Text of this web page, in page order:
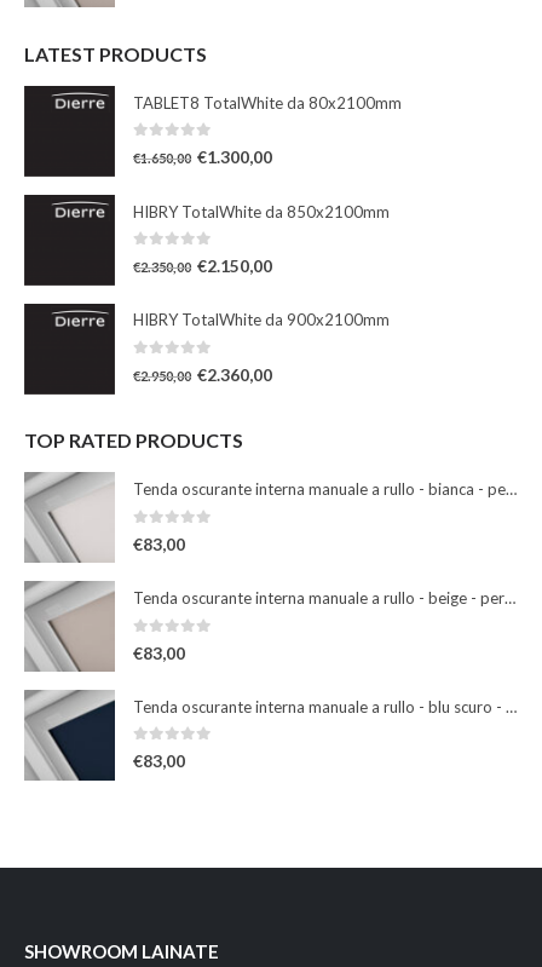
LATEST PRODUCTS
TABLET8 TotalWhite da 80x2100mm
€1.650,00 €1.300,00
HIBRY TotalWhite da 850x2100mm
€2.350,00 €2.150,00
HIBRY TotalWhite da 900x2100mm
€2.950,00 €2.360,00
TOP RATED PRODUCTS
Tenda oscurante interna manuale a rullo - bianca - per finestre misura 102
€83,00
Tenda oscurante interna manuale a rullo - beige - per finestre misura 102
€83,00
Tenda oscurante interna manuale a rullo - blu scuro - per finestre misura 102
0Su 5
€83,00
SHOWROOM LAINATE